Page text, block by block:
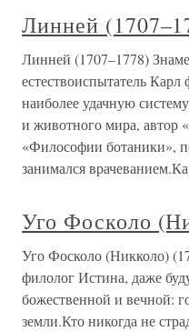
Линней
Линней (1707–1778)
естествоиспытатель
наиболее удачную
и животного мира, автор
«Философии ботаники»,
занимался
Уго Фосколо
Уго Фосколо (Никколо)
филолог Истина, даже
божественной и вечной:
земли.Кто никогда не